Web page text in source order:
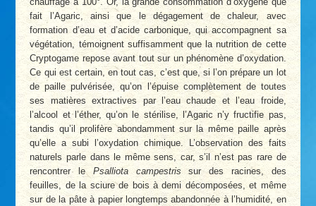
fait l’Agaric, ainsi que le dégagement de chaleur, avec
formation d’eau et d’acide carbonique, qui accompagnent sa
végétation, témoignent suffisamment que la nutrition de cette
Cryptogame repose avant tout sur un phénomène d’oxydation.
Ce qui est certain, en tout cas, c’est que, si l’on prépare un lot
de paille pulvérisée, qu’on l’épuise complètement de toutes
ses matières extractives par l’eau chaude et l’eau froide,
l’alcool et l’éther, qu’on le stérilise, l’Agaric n’y fructifie pas,
tandis qu’il prolifère abondamment sur la même paille après
qu’elle a subi l’oxydation chimique. L’observation des faits
naturels parle dans le même sens, car, s’il n’est pas rare de
rencontrer lePsalliota campestrissur des racines, des
feuilles, de la sciure de bois à demi décomposées, et même
sur de la pâte à papier longtemps abandonnée à l’humidité, en